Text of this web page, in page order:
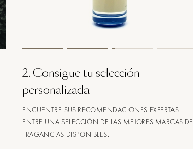
2.Consigue tu selección
personalizada
ENCUENTRE SUS RECOMENDACIONES EXPERTAS
ENTRE UNA SELECCIÓN DE LAS MEJORES MARCAS DE
FRAGANCIAS DISPONIBLES.